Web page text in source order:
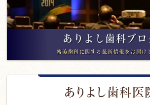
ありよし歯科ブロ
審美歯科に関する最新情報をお届け
ありよし歯科医